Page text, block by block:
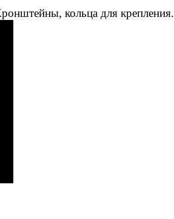
кольца для крепления.